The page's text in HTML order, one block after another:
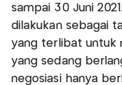
sampai 30 Juni
dilakukan sebagai
yang terlibat untuk
yang sedang
negosiasi hanya